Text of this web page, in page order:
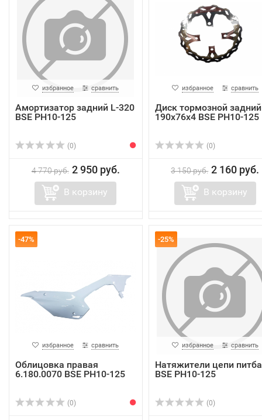
избранное сравнить
Амортизатор задний L-320
BSE PH10-125
(0)
4 770 руб. 2 950 руб.
В корзину
избранное сравнить
Диск тормозной задний
190х76х4 BSE PH10-125
(0)
3 150 руб. 2 160 руб.
В корзину
-47%
избранное сравнить
Облицовка правая
6.180.0070 BSE PH10-125
(0)
-25%
избранное сравнить
Натяжители цепи
BSE PH10-125
(0)